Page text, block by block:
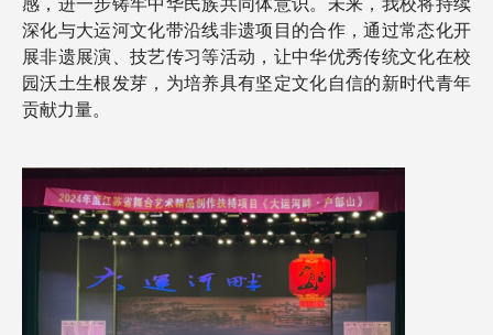
感，进一步铸牢中华民族共同体意识。未来，我校将持续
深化与大运河文化带沿线非遗项目的合作，通过常态化开
展非遗展演、技艺传习等活动，让中华优秀传统文化在校
园沃土生根发芽，为培养具有坚定文化自信的新时代青年
贡献力量。